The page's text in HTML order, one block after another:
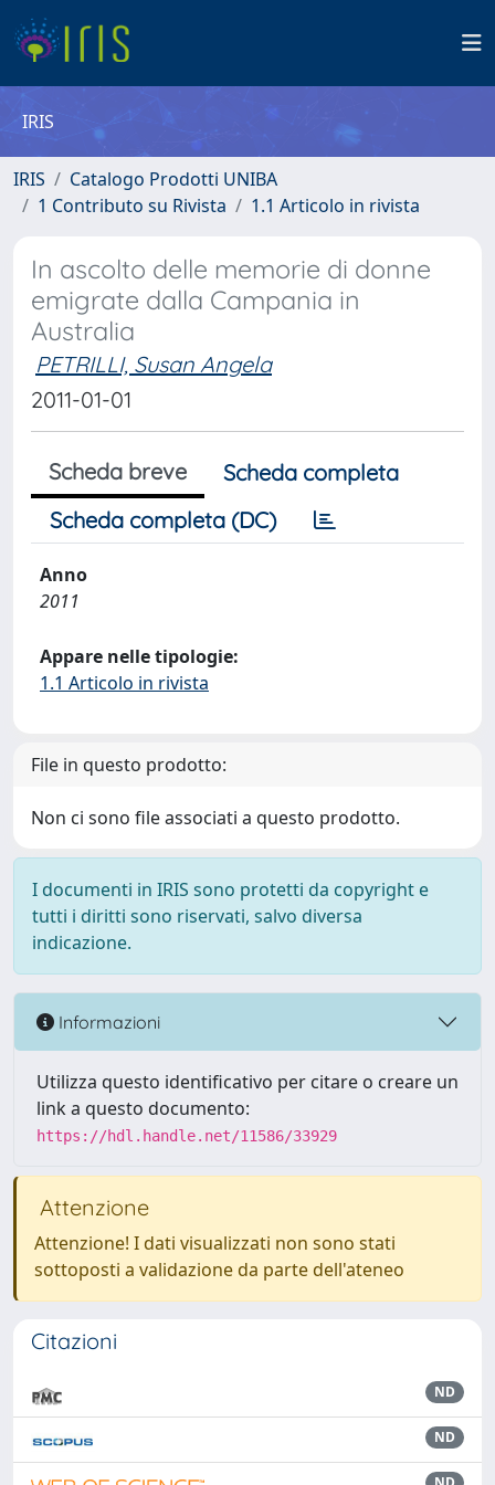
IRIS
IRIS
Catalogo Prodotti UNIBA
1 Contributo su Rivista
1.1 Articolo in rivista
In ascolto delle memorie di donne
emigrate dalla Campania in
Australia
PETRILLI, Susan Angela
2011-01-01
Scheda breve
Scheda completa
Scheda completa (DC)
Anno
2011
Appare nelle tipologie:
1.1 Articolo in rivista
File in questo prodotto:
Non ci sono file associati a questo prodotto.
I documenti in IRIS sono protetti da copyright e
tutti i diritti sono riservati, salvo diversa
indicazione.
Informazioni
Utilizza questo identificativo per citare o creare un
link a questo documento:
https://hdl.handle.net/11586/33929
Attenzione
Attenzione! I dati visualizzati non sono stati
sottoposti a validazione da parte dell'ateneo
Citazioni
ND
ND